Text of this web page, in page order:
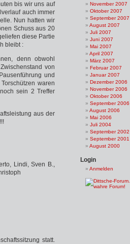
bis wir uns auf
auch immer
Nun hatten wir
Schuss aus 20
diese Partie
bleibt :
denn obwohl
von
und
waren
sein 2 Treffer
aus der
Lindi, Sven B.,
statt.
November 2007
Oktober 2007
September 2007
August 2007
Juli 2007
Juni 2007
Mai 2007
April 2007
März 2007
Februar 2007
Januar 2007
Dezember 2006
November 2006
Oktober 2006
September 2006
August 2006
Mai 2006
Juli 2004
September 2002
September 2001
August 2000
Login
Anmelden